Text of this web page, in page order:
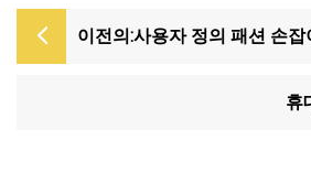
이전의:사용자 정의 패션 손잡
휴